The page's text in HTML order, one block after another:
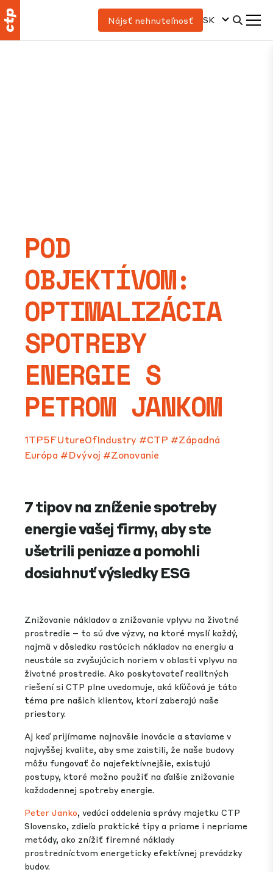
Nájsť nehnuteľnosť SK
POD
OBJEKTÍVOM:
OPTIMALIZÁCIA
SPOTREBY
ENERGIE S
PETROM JANKOM
1TP5FUtureOfIndustry #CTP #Západná
Európa #Dvývoj #Zonovanie
7 tipov na zníženie spotreby
energie vašej firmy, aby ste
ušetrili peniaze a pomohli
dosiahnuť výsledky ESG
Znižovanie nákladov a znižovanie vplyvu na životné
prostredie – to sú dve výzvy, na ktoré myslí každý,
najmä v dôsledku rastúcich nákladov na energiu a
neustále sa zvyšujúcich noriem v oblasti vplyvu na
životné prostredie. Ako poskytovateľ realitných
riešení si CTP plne uvedomuje, aká kľúčová je táto
téma pre našich klientov, ktorí zaberajú naše
priestory.
Aj keď prijímame najnovšie inovácie a staviame v
najvyššej kvalite, aby sme zaistili, že naše budovy
môžu fungovať čo najefektívnejšie, existujú
postupy, ktoré možno použiť na ďalšie znižovanie
každodennej spotreby energie.
Peter Janko, vedúci oddelenia správy majetku CTP
Slovensko, zdieľa praktické tipy a priame i nepriame
metódy, ako znížiť firemné náklady
prostredníctvom energeticky efektívnej prevádzky
budov.